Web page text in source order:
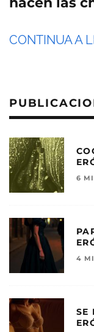
CONTINUA A
6
4
SE